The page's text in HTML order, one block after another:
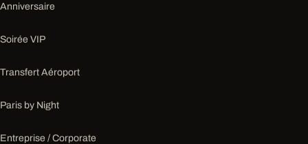
Anniversaire
Soirée VIP
Transfert Aéroport
Paris by Night
Entreprise / Corporate